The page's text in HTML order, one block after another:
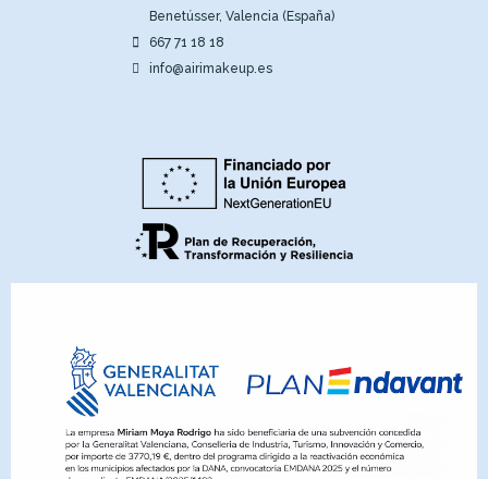
Benetússer, Valencia (España)
667 71 18 18
info@airimakeup.es